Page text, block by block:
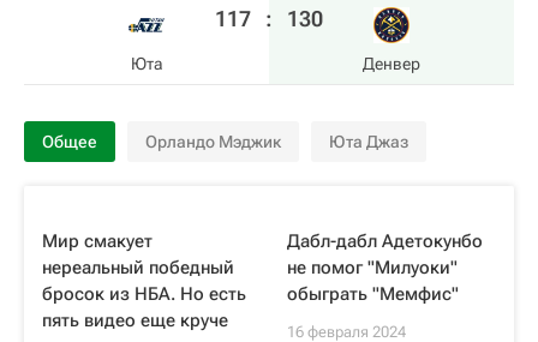
Юта
117 : 130
Денвер
Общее Орландо Мэджик Юта Джаз
Мир смакует
нереальный победный
бросок из НБА. Но есть
пять видео еще круче
Дабл-дабл Адетокунбо
не помог "Милуоки"
обыграть "Мемфис"
16 февраля 2024